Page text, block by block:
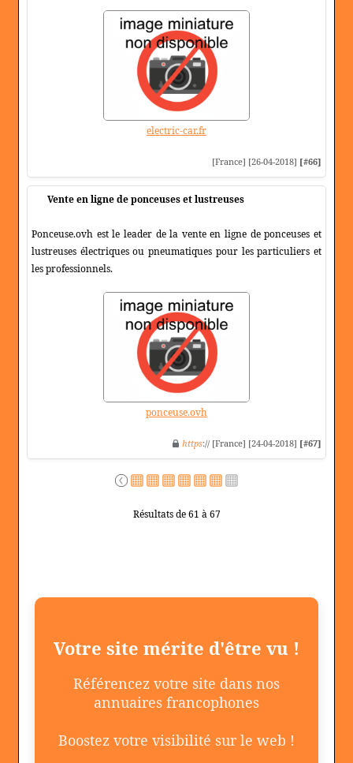
electric-car.fr
[France] [26-04-2018] [#66]
Vente en ligne de ponceuses et lustreuses
Ponceuse.ovh est le leader de la vente en ligne de ponceuses et
lustreuses électriques ou pneumatiques pour les particuliers et
les professionnels.
ponceuse.ovh
https:// [France] [24-04-2018] [#67]
Résultats de 61 à 67
Votre site mérite d'être vu !
Référencez votre site dans nos
annuaires francophones
Boostez votre visibilité sur le web !